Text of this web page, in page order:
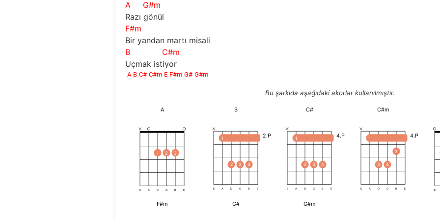
A
G#m
Razı gönül
F#m
Bir yandan martı misali
B
C#m
Uçmak istiyor
A B C# C#m E F#m G# G#m
Bu şarkıda aşağıdaki akorlar kullanılmıştır.
A
1 2 3
E A D G B E
B
2.P
1
2 3 4
E A D G B E
C#
4.P
1
2 3 4
E A D G B E
C#m
4.P
1
3 4
2
E A D G B E E
F#m G# G#m